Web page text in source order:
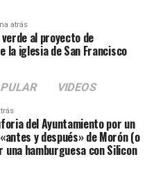
atrás
al proyecto de
la iglesia de San Francisco
VIDEOS
del Ayuntamiento por un
y después» de Morón (o
una hamburguesa con Silicon